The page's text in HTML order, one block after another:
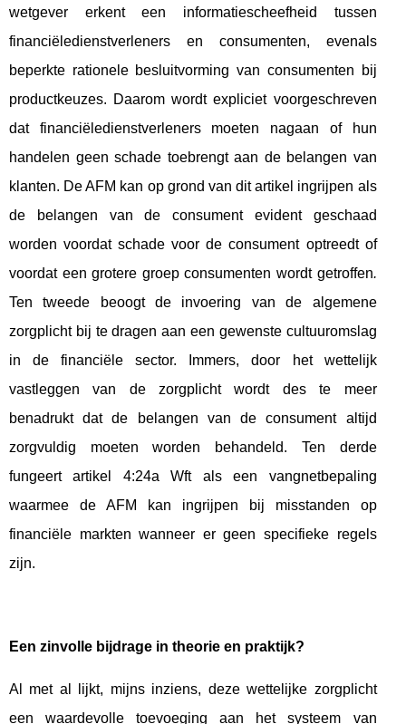
wetgever erkent een informatiescheefheid tussen
financiëledienstverleners en consumenten, evenals
beperkte rationele besluitvorming van consumenten bij
productkeuzes. Daarom wordt expliciet voorgeschreven
dat financiëledienstverleners moeten nagaan of hun
handelen geen schade toebrengt aan de belangen van
klanten. De AFM kan op grond van dit artikel ingrijpen als
de belangen van de consument evident geschaad
worden voordat schade voor de consument optreedt of
voordat een grotere groep consumenten wordt getroffen.
Ten tweede beoogt de invoering van de algemene
zorgplicht bij te dragen aan een gewenste cultuuromslag
in de financiële sector. Immers, door het wettelijk
vastleggen van de zorgplicht wordt des te meer
benadrukt dat de belangen van de consument altijd
zorgvuldig moeten worden behandeld. Ten derde
fungeert artikel 4:24a Wft als een vangnetbepaling
waarmee de AFM kan ingrijpen bij misstanden op
financiële markten wanneer er geen specifieke regels
zijn.
Een zinvolle bijdrage in theorie en praktijk?
Al met al lijkt, mijns inziens, deze wettelijke zorgplicht
een waardevolle toevoeging aan het systeem van